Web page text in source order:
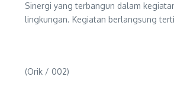
Sinergi yang terbangun dalam
lingkungan. Kegiatan berlangsung
(Orik / 002)